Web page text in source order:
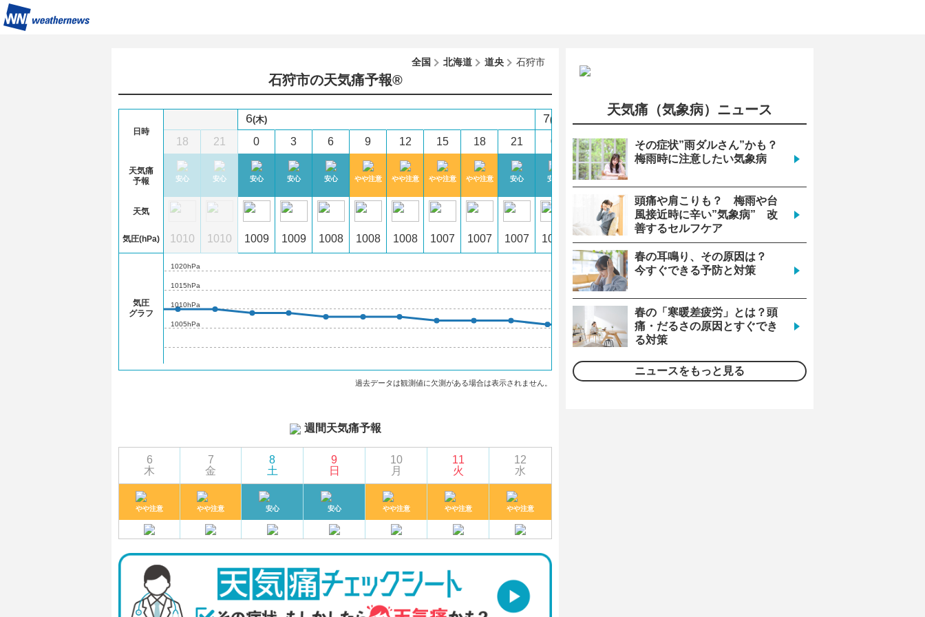
全国 北海道 道央 石狩市
石狩市の天気痛予報®︎
日時
天気痛
予報
天気
気圧(hPa)
気圧
グラフ
やや注意
1010
18
安心
1010
21
安心
1010
6(木)
0
安心
1009
3
安心
1009
6
安心
1008
9
やや注意
1008
12
やや注意
1008
15
やや注意
1007
18
やや注意
1007
21
安心
1007
7(金)
0
安心
1006
3
安心
1006
6
やや注意
1005
9 12
1005hPa
1010hPa
1015hPa
1020hPa
過去データは観測値に欠測がある場合は表示されません。
週間天気痛予報
6
木
やや注意
7
金
やや注意
8
土
安心
9
日
安心
10
月
やや注意
11
火
やや注意
12
水
やや注意
天気痛（気象病）ニュース
その症状”雨ダルさん”かも？
梅雨時に注意したい気象病
頭痛や肩こりも？ 梅雨や台
風接近時に辛い”気象病” 改
善するセルフケア
春の耳鳴り、その原因は？
今すぐできる予防と対策
春の「寒暖差疲労」とは？頭
痛・だるさの原因とすぐでき
る対策
ニュースをもっと見る